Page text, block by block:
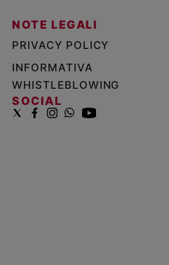
NOTE LEGALI
PRIVACY POLICY
INFORMATIVA
WHISTLEBLOWING
SOCIAL